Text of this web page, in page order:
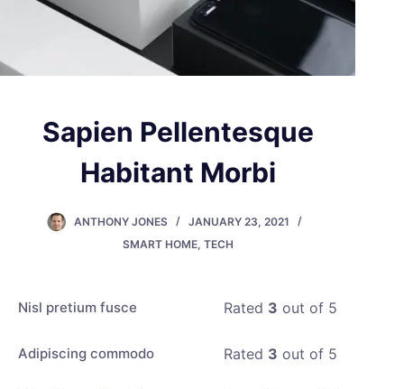
Sapien Pellentesque
Habitant Morbi
ANTHONY JONES
JANUARY 23, 2021
SMART HOME, TECH
Nisl pretium fusce Rated 3 out of 5
Adipiscing commodo Rated 3 out of 5